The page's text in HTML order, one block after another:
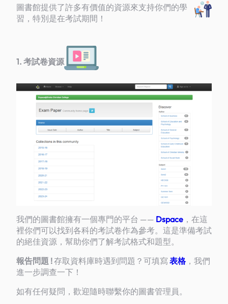
圖書館提供了許多有價值的資源來支持你們的學
習，特別是在考試期間！
1. 考試卷資源
我們的圖書館擁有一個專門的平台 —— Dspace ，在這
裡你們可以找到各科的考試卷作為參考。這是準備考試
的絕佳資源，幫助你們了解考試格式和題型。
報告問題 !存取資料庫時遇到問題？可填寫 表格，我們
進一步調查一下！
如有任何疑問，歡迎隨時聯繫你的圖書管理員。